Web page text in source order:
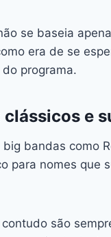
se baseia
era de se
programa.
clássicos e
bandas como
para nomes que
são